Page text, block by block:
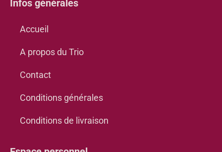
Infos générales
Accueil
A propos du Trio
Contact
Conditions générales
Conditions de livraison